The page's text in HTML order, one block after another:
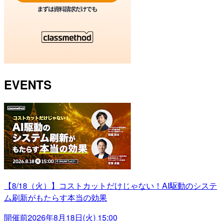
EVENTS
【8/18（火）】コストカットだけじゃない！AI駆動のシステ
ム刷新がもたらす本当の効果
開催前2026年8月18日(火) 15:00